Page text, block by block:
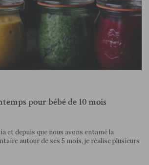
pour bébé de 10 mois
et depuis que nous avons entamé la
autour de ses 5 mois, je réalise plusieurs